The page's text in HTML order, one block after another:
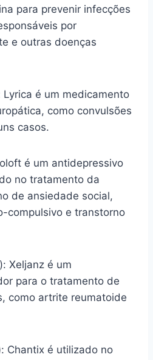
para prevenir infecções
por
e outras doenças
Lyrica é um medicamento
como convulsões
casos.
é um antidepressivo
no tratamento da
de ansiedade social,
compulsivo e transtorno
Xeljanz é um
para o tratamento de
como artrite reumatoide
Chantix é utilizado no